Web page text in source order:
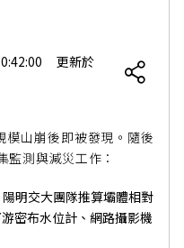
更新於
模山崩後即被發現。隨後
測與減災工作：
明交大團隊推算壩體相對
密布水位計、網路攝影機